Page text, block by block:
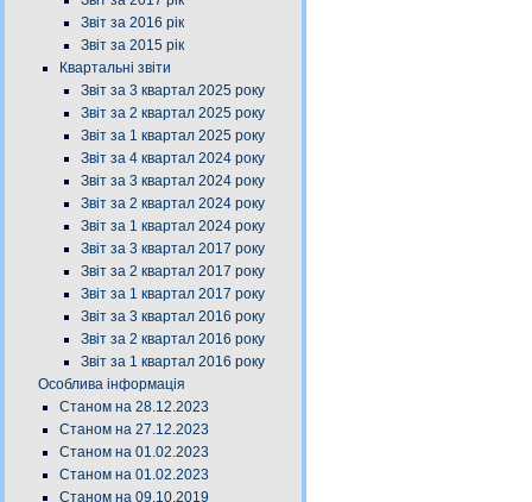
Звіт за 2016 рік
Звіт за 2015 рік
Квартальні звіти
Звіт за 3 квартал 2025 року
Звіт за 2 квартал 2025 року
Звіт за 1 квартал 2025 року
Звіт за 4 квартал 2024 року
Звіт за 3 квартал 2024 року
Звіт за 2 квартал 2024 року
Звіт за 1 квартал 2024 року
Звіт за 3 квартал 2017 року
Звіт за 2 квартал 2017 року
Звіт за 1 квартал 2017 року
Звіт за 3 квартал 2016 року
Звіт за 2 квартал 2016 року
Звіт за 1 квартал 2016 року
Особлива інформація
Станом на 28.12.2023
Станом на 27.12.2023
Станом на 01.02.2023
Станом на 01.02.2023
Станом на 09.10.2019